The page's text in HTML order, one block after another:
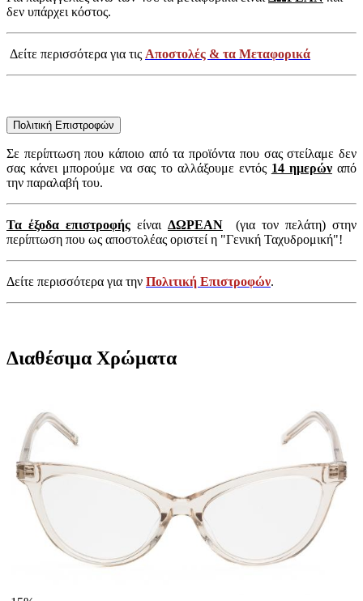
δεν υπάρχει κόστος.
Δείτε περισσότερα για τις Αποστολές & τα Μεταφορικά
Πολιτική Επιστροφών
Σε περίπτωση που κάποιο από τα προϊόντα που σας στείλαμε δεν
σας κάνει μπορούμε να σας το αλλάξουμε εντός 14 ημερώναπό
την παραλαβή του.
Τα έξοδα επιστροφής είναι ΔΩΡΕΑΝ (για τον πελάτη) στην
περίπτωση που ως αποστολέας οριστεί η "Γενική Ταχυδρομική"!
Δείτε περισσότερα για την Πολιτική Επιστροφών.
Διαθέσιμα Χρώματα